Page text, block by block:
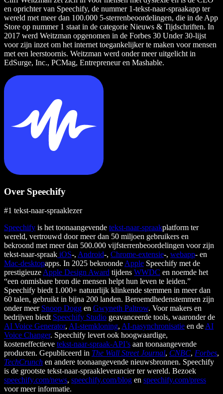
en oprichter van Speechify, de nummer 1-tekst-naar-spraakapp ter
wereld met meer dan 100.000 5-sterrenbeoordelingen, die in de App
Store op nummer 1 staat in de categorie Nieuws & Tijdschriften. In
2017 werd Weitzman opgenomen in de Forbes 30 Under 30-lijst
voor zijn inzet om het internet toegankelijker te maken voor mensen
met een leerstoornis. Weitzman werd onder meer uitgelicht in
EdSurge, Inc., PCMag, Entrepreneur en Mashable.
Over Speechify
#1 tekst-naar-spraaklezer
Speechify is het toonaangevende tekst-naar-spraakplatform ter
wereld, vertrouwd door meer dan 50 miljoen gebruikers en
bekroond met meer dan 500.000 vijfsterrenbeoordelingen voor zijn
tekst-naar-spraak iOS-, Android-, Chrome-extensie-, webapp- en
Mac-desktopapps. In 2025 bekroonde Apple Speechify met de
prestigieuze Apple Design Award tijdens WWDC en noemde het
“een onmisbare bron die mensen helpt hun leven te leiden.”
Speechify biedt 1.000+ natuurlijk klinkende stemmen in meer dan
60 talen, gebruikt in bijna 200 landen. Beroemdhedenstemmen zijn
onder meer Snoop Dogg en Gwyneth Paltrow. Voor makers en
bedrijven biedt Speechify Studio geavanceerde tools, waaronder de
AI Voice Generator, AI-stemkloning, AI-nasynchronisatie en de AI
Voice Changer. Speechify levert ook hoogwaardige,
kosteneffectieve tekst-naar-spraak-API’s aan toonaangevende
producten. Gepubliceerd in The Wall Street Journal, CNBC, Forbes,
TechCrunch en andere toonaangevende nieuwsbronnen. Speechify
is de grootste tekst-naar-spraakleverancier ter wereld. Bezoek
speechify.com/news, speechify.com/blog en speechify.com/press
voor meer informatie.